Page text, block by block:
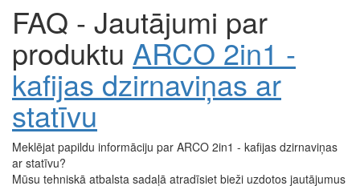
FAQ - Jautājumi par
produktu ARCO 2in1 -
kafijas dzirnaviņas ar
statīvu
Meklējat papildu informāciju par ARCO 2in1 - kafijas dzirnaviņas
ar statīvu?
Mūsu tehniskā atbalsta sadaļā atradīsiet bieži uzdotos jautājumus